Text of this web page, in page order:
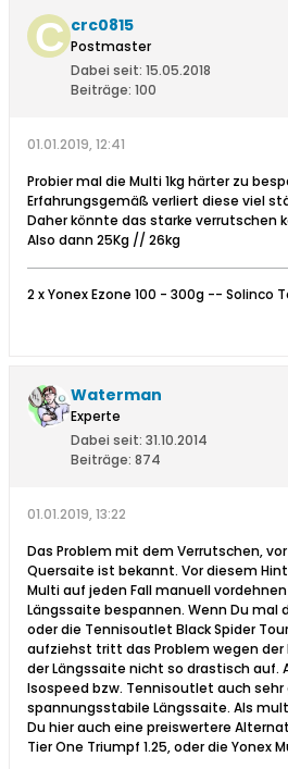
crc0815
Postmaster
Dabei seit: 15.05.2018
Beiträge: 100
01.01.2019, 12:41
Probier mal die Multi 1kg härter zu
Erfahrungsgemäß verliert diese viel
Daher könnte das starke verrutschen
Also dann 25Kg // 26kg
2 x Yonex Ezone 100 - 300g -- Solinco
Waterman
Experte
Dabei seit: 31.10.2014
Beiträge: 874
01.01.2019, 13:22
Das Problem mit dem Verrutschen,
Quersaite ist bekannt. Vor diesem
Multi auf jeden Fall manuell vordehnen
Längssaite bespannen. Wenn Du mal
oder die Tennisoutlet Black Spider
aufziehst tritt das Problem wegen der
der Längssaite nicht so drastisch auf.
Isospeed bzw. Tennisoutlet auch sehr
spannungsstabile Längssaite. Als
Du hier auch eine preiswertere
Tier One Triumpf 1.25, oder die Yonex